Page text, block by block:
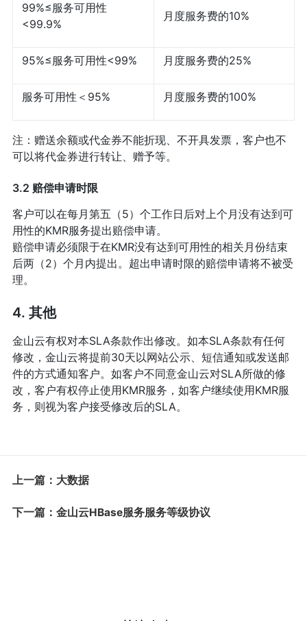
99%≤服务可用性
<99.9%
月度服务费的10%
95%≤服务可用性<99% 月度服务费的25%
服务可用性＜95% 月度服务费的100%
注：赠送余额或代金券不能折现、不开具发票，客户也不
可以将代金券进行转让、赠予等。
3.2 赔偿申请时限
客户可以在每月第五（5）个工作日后对上个月没有达到可
用性的KMR服务提出赔偿申请。
赔偿申请必须限于在KMR没有达到可用性的相关月份结束
后两（2）个月内提出。超出申请时限的赔偿申请将不被受
理。
4. 其他
金山云有权对本SLA条款作出修改。如本SLA条款有任何
修改，金山云将提前30天以网站公示、短信通知或发送邮
件的方式通知客户。如客户不同意金山云对SLA所做的修
改，客户有权停止使用KMR服务，如客户继续使用KMR服
务，则视为客户接受修改后的SLA。
上一篇：大数据
下一篇：金山云HBase服务服务等级协议